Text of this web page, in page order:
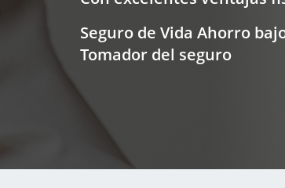
Seguro de Vida Ahorro
Tomador del seguro